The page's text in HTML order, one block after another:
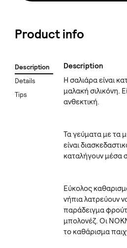
Product info
Description
Details
Tips
Description
H σαλιάρα είναι
μαλακή σιλικόνη.
ανθεκτική.
Τα γεύματα με τα
είναι
καταλήγουν μέσα
Εύκολος
νήπια λατρεύουν
παράδειγμα
μπολονέζ. Οι
το καθάρισμα